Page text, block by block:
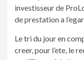
investisseur de
de prestation a
Le tri du jour en
creer, pour l’ete, le